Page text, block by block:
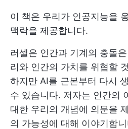
이 책은 우리가 인공지능을
맥락을 제공합니다.
러셀은 인간과 기계의 충돌
리와 인간의 가치를 위협할
하지만 AI를 근본부터 다시
수 있습니다. 저자는 인간의
대한 우리의 개념에 의문을
의 가능성에 대해 이야기합